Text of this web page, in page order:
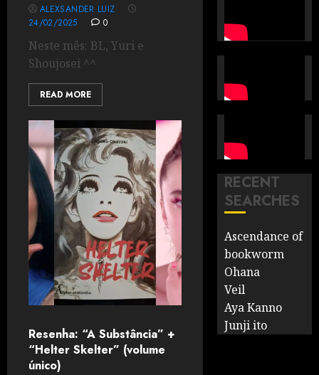
ALEXSANDER LUIZ
24/02/2025
0
Neste mês: BL, Yuri e
Shoujosei ^^
READ MORE
Resenha: “A Substância” +
“Helter Skelter” (volume
único)
RECENT
SEARCHES
Ascendance of
bookworm
Ohana
Veil
Aya Kanno
Junji ito